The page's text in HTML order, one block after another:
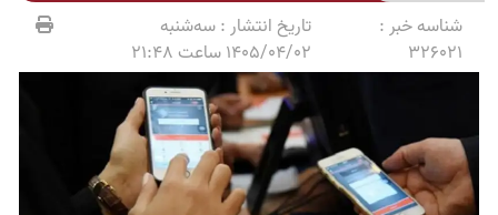
شناسه خبر :
326021
تاریخ انتشار :سه‌شنبه
1405/04/02 ساعت 21:48